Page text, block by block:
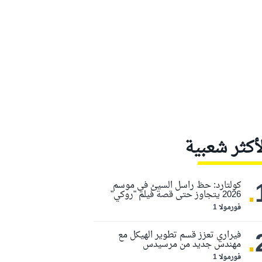
شعبية
. فورمولا 1
كولتارد: حظ راسل السيئ في موسم
2026 يتجاوز حتى قصة فيلم "روكي"
. فورمولا 1
فيراري تعزز قسم تطوير الهيكل مع
مهندس جديد من مرسيدس